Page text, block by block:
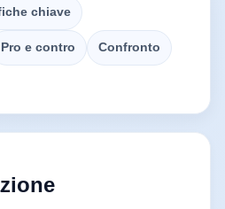
chiave
Pro e contro Confronto